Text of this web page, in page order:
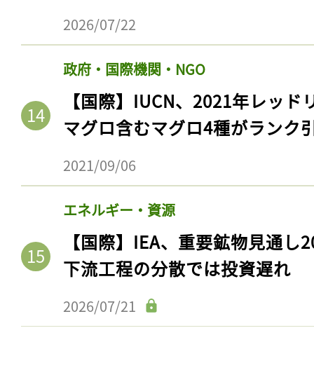
2026/07/22
政府・国際機関・NGO
【国際】IUCN、2021年レッ
マグロ含むマグロ4種がランク
2021/09/06
エネルギー・資源
【国際】IEA、重要鉱物見通
下流工程の分散では投資遅れ
2026/07/21